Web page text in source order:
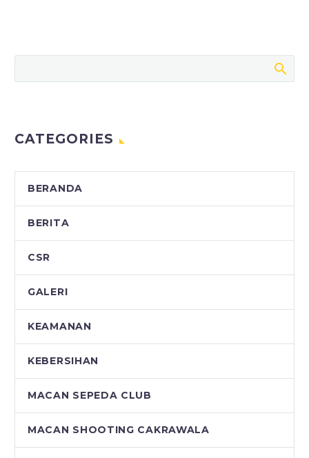
CATEGORIES
BERANDA
BERITA
CSR
GALERI
KEAMANAN
KEBERSIHAN
MACAN SEPEDA CLUB
MACAN SHOOTING CAKRAWALA